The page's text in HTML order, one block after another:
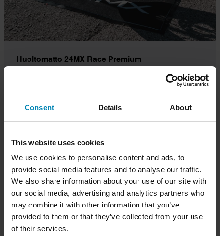
Consent Details About
This website uses cookies
We use cookies to personalise content and ads, to
provide social media features and to analyse our traffic.
We also share information about your use of our site with
our social media, advertising and analytics partners who
may combine it with other information that you’ve
provided to them or that they’ve collected from your use
of their services.
Huoltomatto 24MX Race Premium
Huoltomatto ei ole pelkkä muotoilutekijä, jonka tarkoituksena
mukaisia.
Osta nyt